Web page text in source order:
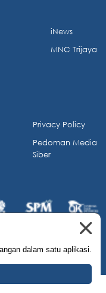
iNews
MNC Trijaya
Privacy Policy
Pedoman Media
Siber
Reserved.
dalam satu aplikasi.